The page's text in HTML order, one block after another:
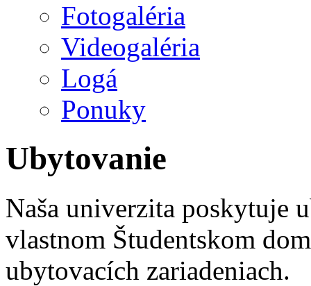
Fotogaléria
Videogaléria
Logá
Ponuky
Ubytovanie
Naša univerzita poskytuje
vlastnom Študentskom
ubytovacích zariadeniach.